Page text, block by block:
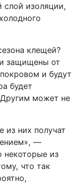
слой изоляции,
клещей?
защищены от
и будут
будет
может не
из них получат
—
некоторые из
что так